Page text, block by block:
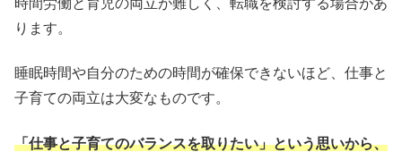
時間労働と育児の両立が難しく、転職を検討する場合があ
ります。
睡眠時間や自分のための時間が確保できないほど、仕事と
子育ての両立は大変なものです。
「仕事と子育てのバランスを取りたい」という思いから、